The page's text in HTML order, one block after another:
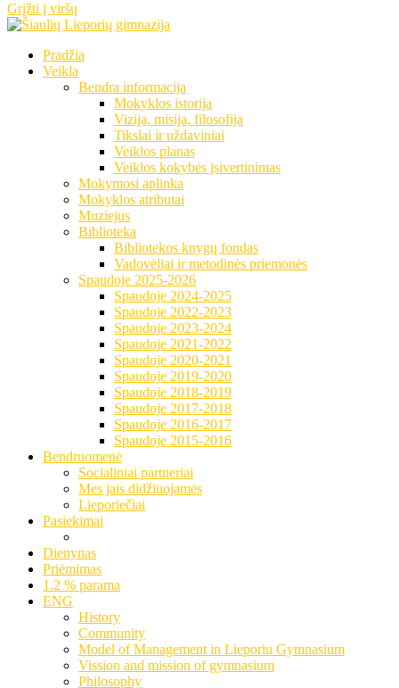
Grįžti į viršų
Pradžia
Veikla
Bendra informacija
Mokyklos istorija
Vizija, misija, filosofija
Tikslai ir uždaviniai
Veiklos planas
Veiklos kokybės įsivertinimas
Mokymosi aplinka
Mokyklos atributai
Muziejus
Biblioteka
Bibliotekos knygų fondas
Vadovėliai ir metodinės priemonės
Spaudoje 2025-2026
Spaudoje 2024-2025
Spaudoje 2022-2023
Spaudoje 2023-2024
Spaudoje 2021-2022
Spaudoje 2020-2021
Spaudoje 2019-2020
Spaudoje 2018-2019
Spaudoje 2017-2018
Spaudoje 2016-2017
Spaudoje 2015-2016
Bendruomenė
Socialiniai partneriai
Mes jais didžiuojamės
Lieporiečiai
Pasiekimai
Dienynas
Priėmimas
1.2 % parama
ENG
History
Community
Model of Management in Lieporiu Gymnasium
Vission and mission of gymnasium
Philosophy